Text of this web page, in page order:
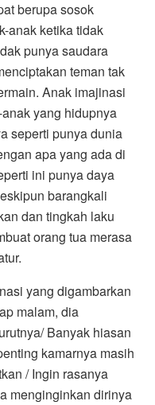
berupa sosok
anak ketika tidak
punya saudara
teman tak
Anak imajinasi
yang hidupnya
seperti punya dunia
apa yang ada di
ini punya daya
barangkali
dan tingkah laku
orang tua merasa
yang digambarkan
malam, dia
Banyak hiasan
kamarnya masih
/ Ingin rasanya
menginginkan dirinya